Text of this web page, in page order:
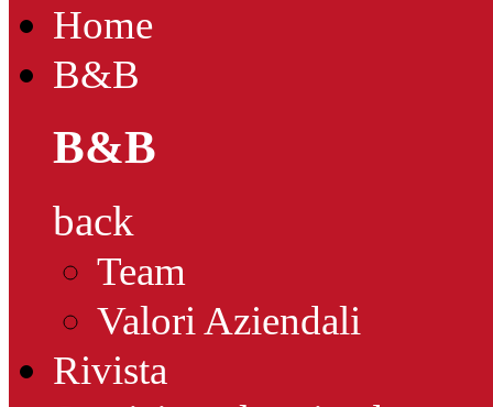
Home
B&B
B&B
back
Team
Valori Aziendali
Rivista